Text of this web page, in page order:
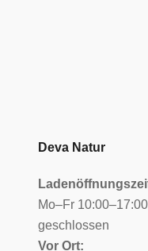
Deva Natur
Mo–Fr
geschlossen
Vor Ort: